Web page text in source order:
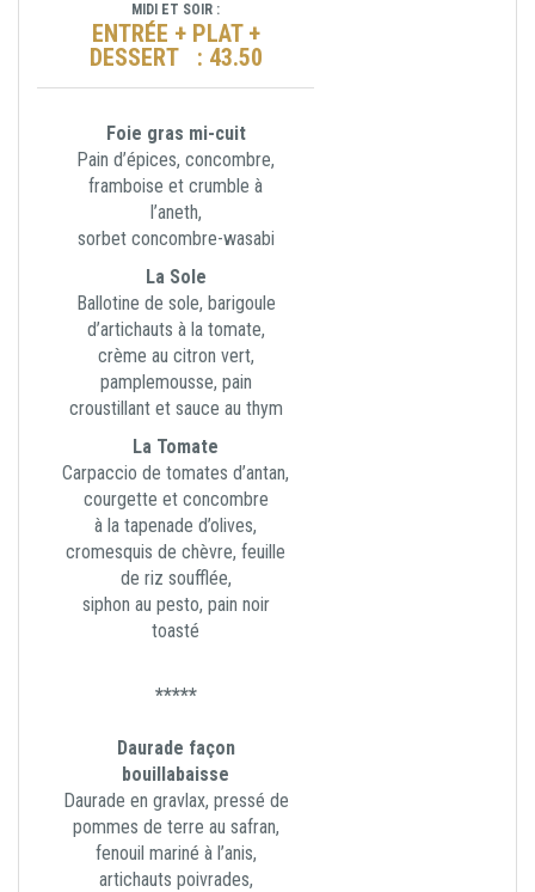
MIDI ET SOIR :
ENTRÉE + PLAT +
DESSERT : 43.50
Foie gras mi-cuit
Pain d’épices, concombre,
framboise et crumble à
l’aneth,
sorbet concombre-wasabi
La Sole
Ballotine de sole, barigoule
d’artichauts à la tomate,
crème au citron vert,
pamplemousse, pain
croustillant et sauce au thym
La Tomate
Carpaccio de tomates d’antan,
courgette et concombre
à la tapenade d’olives,
cromesquis de chèvre, feuille
de riz soufflée,
siphon au pesto, pain noir
toasté
*****
Daurade façon
bouillabaisse
Daurade en gravlax, pressé de
pommes de terre au safran,
fenouil mariné à l’anis,
artichauts poivrades,